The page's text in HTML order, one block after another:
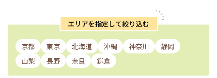
エリアを指定して絞り込む
京都 東京 北海道 沖縄 神奈川
静岡
山梨
長野 奈良 鎌倉